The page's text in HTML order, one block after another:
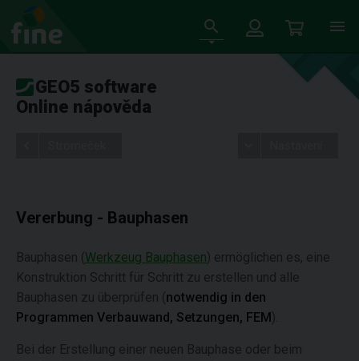
GEO5 software
Online nápověda
Vererbung - Bauphasen
Bauphasen ( Werkzeug Bauphasen) ermöglichen es, eine
Konstruktion Schritt für Schritt zu erstellen und alle
Bauphasen zu überprüfen ( notwendig in den
Programmen Verbauwand, Setzungen, FEM).
Bei der Erstellung einer neuen Bauphase oder beim